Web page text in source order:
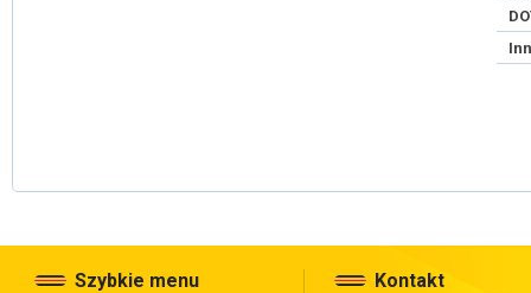
Szybkie menu Kontakt